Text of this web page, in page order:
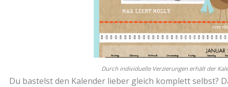
Durch individuelle Verzierungen erhält der
Du bastelst den Kalender lieber gleich komplett selbst?